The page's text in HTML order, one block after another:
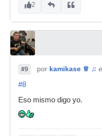
2
#9 por kamikase ♕ ♫
#8
Eso mismo digo yo.